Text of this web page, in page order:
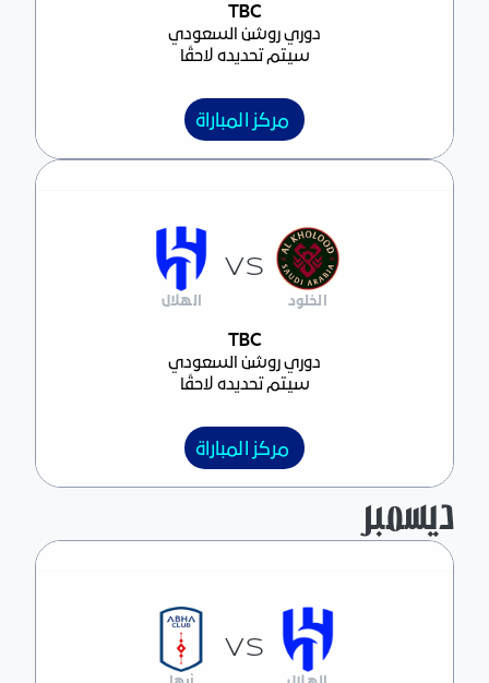
TBC
دوري روشن السعودي
سيتم تحديده لاحقًا
مركز المباراة
مركز المباراةTBC
دوري روشن السعودي
سيتم تحديده لاحقًا
الخلود
VS
الهلال
مركز المباراة
ديسمبر
VS